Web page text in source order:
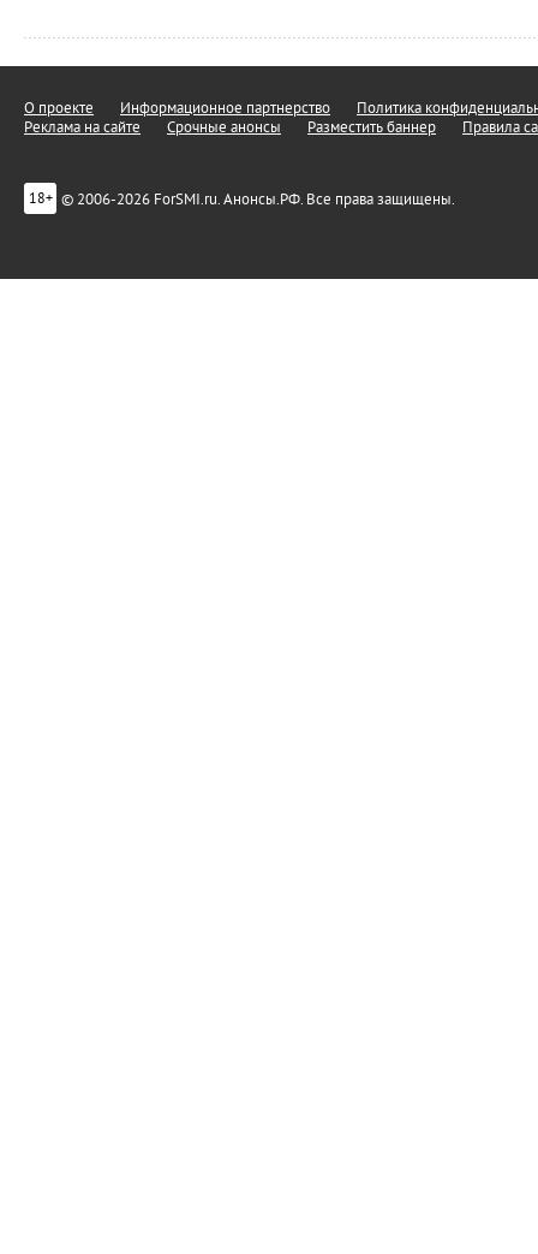
О проекте Информационное партнерство
Политика
Реклама на сайте
Срочные анонсы Разместить баннер Правила
18+ © 2006-2026 ForSMI.ru. Анонсы.РФ. Все права защищены.